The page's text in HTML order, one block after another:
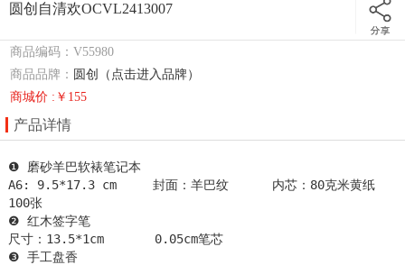
圆创自清欢OCVL2413007
商品编码：V55980
商品品牌： 圆创（点击进入品牌）
商城价 :￥155
产品详情
❶ 磨砂羊巴软裱笔记本
A6: 9.5*17.3 cm     封面：羊巴纹      内芯：80克米黄纸
100张
❷ 红木签字笔
尺寸：13.5*1cm       0.05cm笔芯
❸ 手工盘香